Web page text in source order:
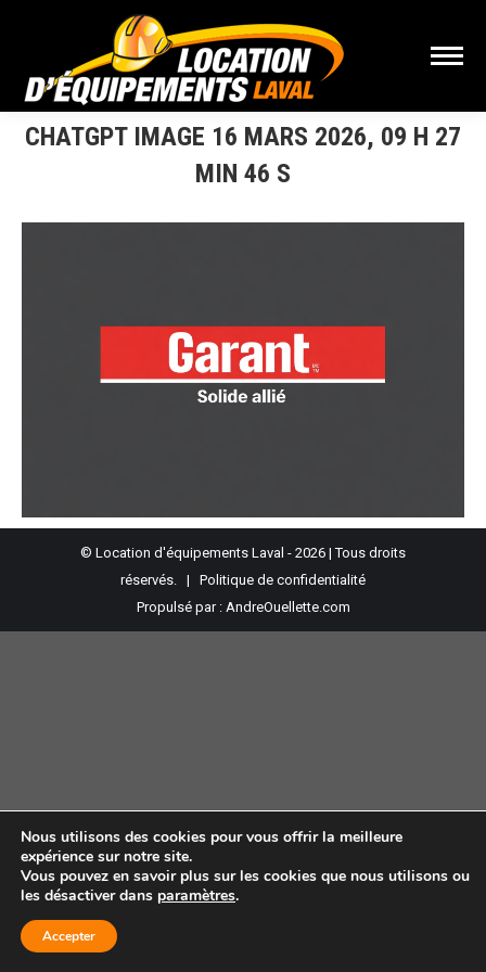
CHATGPT IMAGE 16 MARS 2026, 09 H 27
MIN 46 S
© Location d'équipements Laval - 2026 | Tous droits
réservés. | Politique de confidentialité
Propulsé par : AndreOuellette.com
Nous utilisons des cookies pour vous offrir la meilleure
expérience sur notre site.
Vous pouvez en savoir plus sur les cookies que nous utilisons ou
les désactiver dans paramètres.
Accepter